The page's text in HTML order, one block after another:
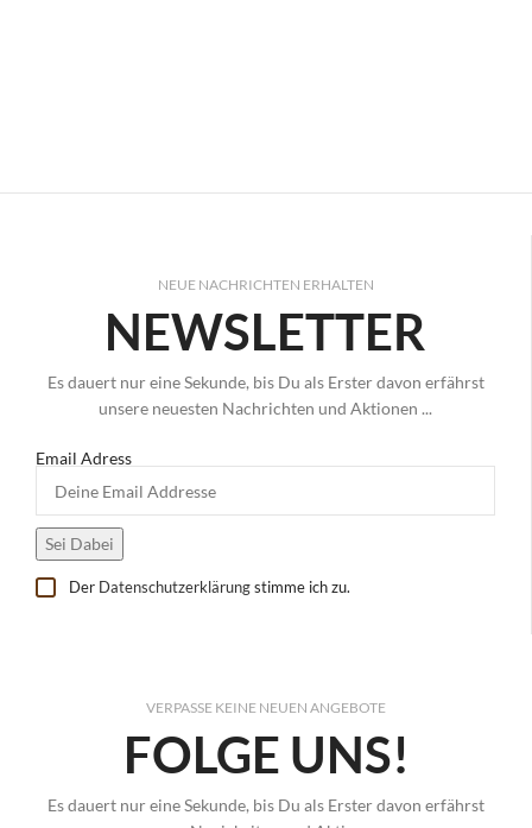
NEUE NACHRICHTEN ERHALTEN
NEWSLETTER
Es dauert nur eine Sekunde, bis Du als Erster davon erfährst
unsere neuesten Nachrichten und Aktionen ...
Email Adress
Der Datenschutzerklärungstimme ich zu.
VERPASSE KEINE NEUEN ANGEBOTE
FOLGE UNS!
Es dauert nur eine Sekunde, bis Du als Erster davon erfährst